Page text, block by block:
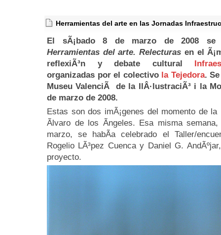
Herramientas del arte en las Jornadas
El sÃ¡bado 8 de marzo de 2008 se
Herramientas del arte. Relecturas en el
reflexiÃ³n y debate cultural
organizadas por el colectivo la Tejedora.
Museu ValenciÃ de la IlÂ·lustraciÃ³ i la
de marzo de 2008.
Estas son dos imÃ¡genes del momento de la
Ãlvaro de los Ãngeles. Esa misma
marzo, se habÃ­a celebrado el Taller/
Rogelio LÃ³pez Cuenca y Daniel G.
proyecto.